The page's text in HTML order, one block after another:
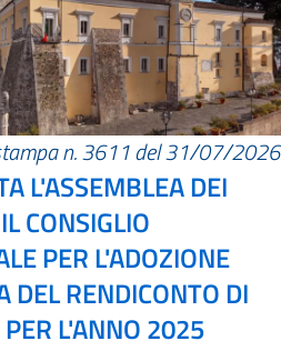
n. 3611 del 31/07/2026
L'ASSEMBLEA DEI
CONSIGLIO
PER L'ADOZIONE
DEL RENDICONTO DI
L'ANNO 2025